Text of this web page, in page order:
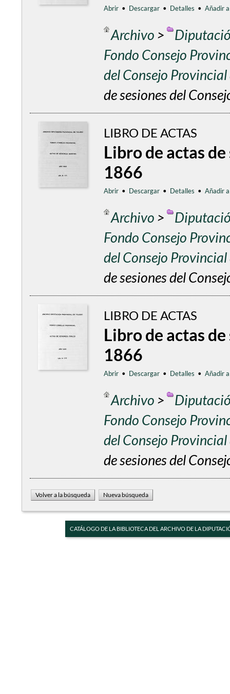
Abrir • Descargar • Detalles • Añadir
Archivo >
Fondo Consejo
del Consejo
de sesiones del
LIBRO DE ACTAS
Libro de actas
1866
Abrir • Descargar • Detalles • Añadir
Archivo >
Fondo Consejo
del Consejo
de sesiones del
LIBRO DE ACTAS
Libro de actas
1866
Abrir • Descargar • Detalles • Añadir
Archivo >
Fondo Consejo
del Consejo
de sesiones del
CATÁLOGO DE LA BIBLIOTECA DEL ARCHIVO DE LA